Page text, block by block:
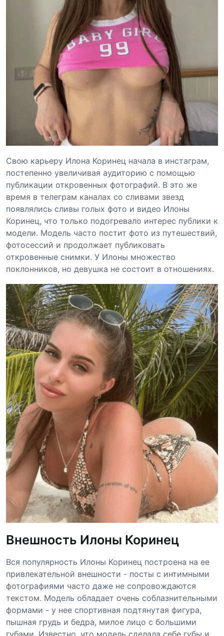
Свою карьеру Илона Коринец начала в инстаграм,
постепенно увеличивая аудиторию с помощью
публикации откровенных фотографий. В это же
время в телеграм каналах со сливами звезд
появлялись сливы голых фото и видео Илоны
Коринец, что только подогревало интерес публики к
модели. Модель часто постит фото из путешествий,
фотосессий и продолжает публиковать
откровенные снимки. У Илоны множество
поклонников, но девушка не состоит в отношениях.
Внешность Илоны Коринец
Вся популярность Илоны Коринец построена на ее
привлекательной внешности - посты с интимными
фотографиями часто даже не сопровождаются
текстом. Модель обладает очень соблазнительными
формами - у нее спортивная подтянутая фигура,
пышная грудь и бедра, милое лицо с большими